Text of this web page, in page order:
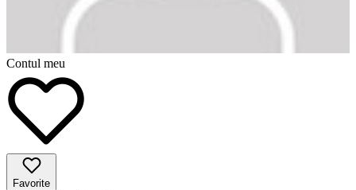
Contul meu
Favorite